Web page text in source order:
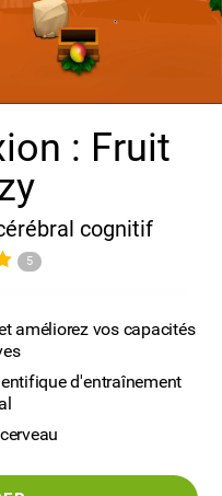
: Fruit
cognitif
5
améliorez vos capacités
d'entraînement